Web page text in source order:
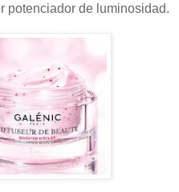
potenciador de luminosidad.